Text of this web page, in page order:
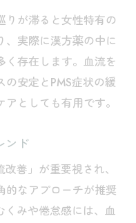
りが滞ると女性特有の
、実際に漢方薬の中に
く存在します。血流を
安定とPMS症状の緩
としても有用です。
ンド
善」が重要視され、
的なアプローチが推奨
くみや倦怠感には、血